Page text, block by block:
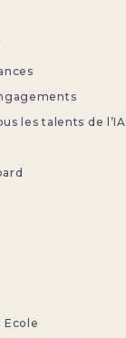
les talents de l’IA
Ecole